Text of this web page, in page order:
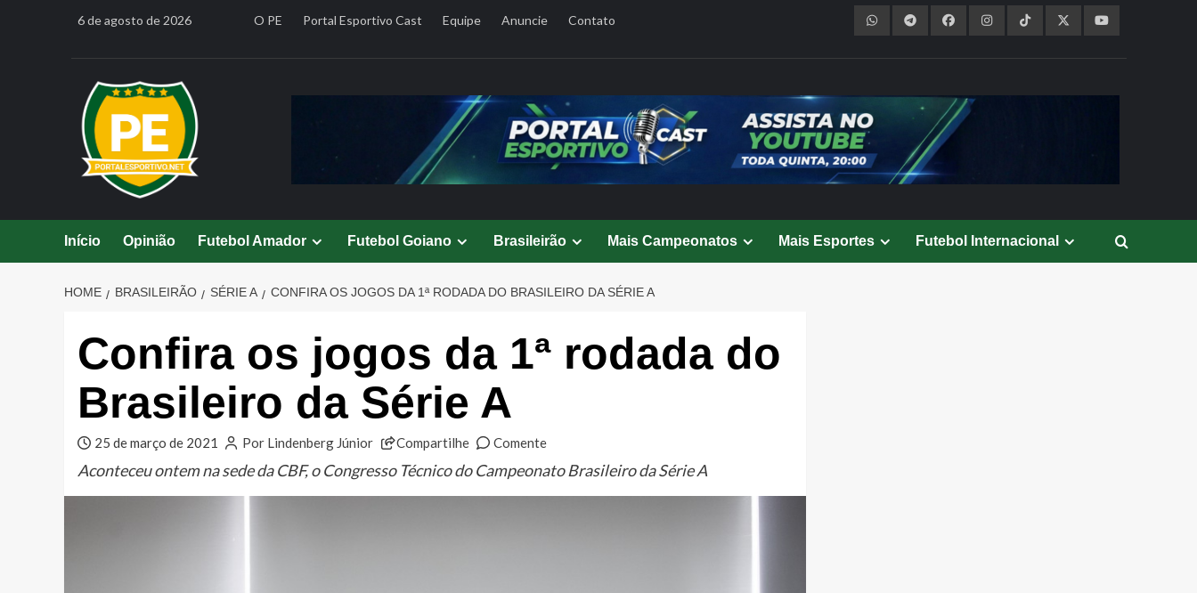
6 de agosto de 2026 O PE Portal Esportivo Cast Equipe Anuncie Contato
Início Opinião Futebol Amador Futebol Goiano Brasileirão Mais Campeonatos Mais Esportes Futebol Internacional
HOME BRASILEIRÃO SÉRIE A CONFIRA OS JOGOS DA 1ª RODADA DO BRASILEIRO DA SÉRIE A
Confira os jogos da 1ª rodada do
Brasileiro da Série A
25 de março de 2021 Por Lindenberg Júnior Compartilhe Comente
Aconteceu ontem na sede da CBF, o Congresso Técnico do Campeonato Brasileiro da Série A